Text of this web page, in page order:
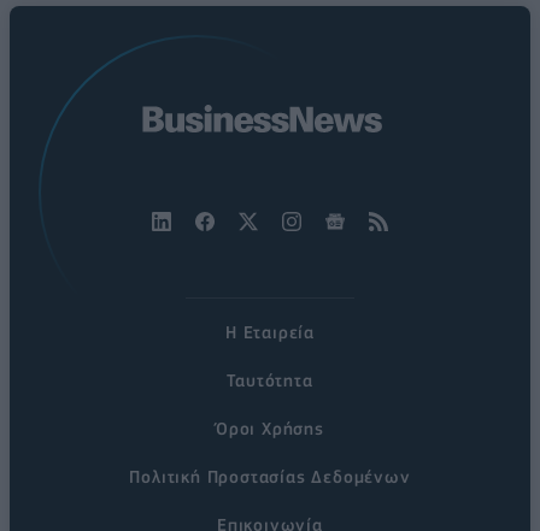
Η Εταιρεία
Ταυτότητα
Όροι Χρήσης
Πολιτική Προστασίας Δεδομένων
Επικοινωνία